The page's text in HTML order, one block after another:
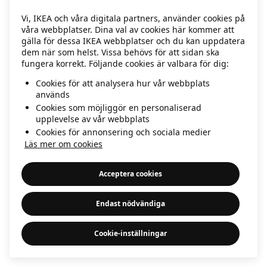
information)
Vi, IKEA och våra digitala partners, använder cookies på
våra webbplatser. Dina val av cookies här kommer att
gälla för dessa IKEA webbplatser och du kan uppdatera
dem när som helst. Vissa behövs för att sidan ska
fungera korrekt. Följande cookies är valbara för dig:
Cookies för att analysera hur vår webbplats
används
Cookies som möjliggör en personaliserad
upplevelse av vår webbplats
Cookies för annonsering och sociala medier
Läs mer om cookies
Acceptera cookies
Endast nödvändiga
Cookie-inställningar